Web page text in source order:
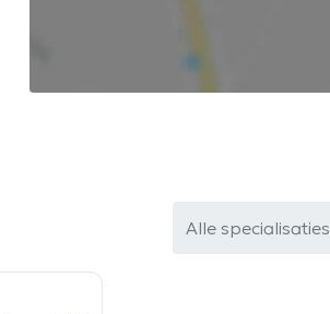
Alle specialisaties